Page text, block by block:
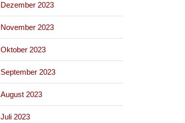
Dezember 2023
November 2023
Oktober 2023
September 2023
August 2023
Juli 2023